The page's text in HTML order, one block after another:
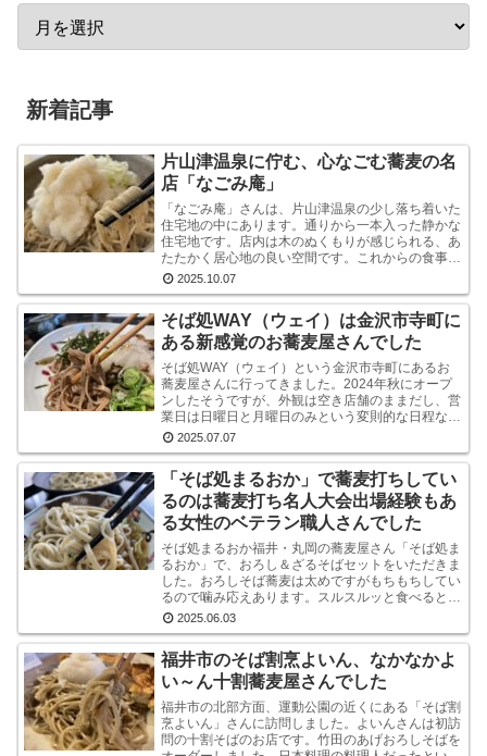
新着記事
片山津温泉に佇む、心なごむ蕎麦の名
店「なごみ庵」
「なごみ庵」さんは、片山津温泉の少し落ち着いた
住宅地の中にあります。通りから一本入った静かな
住宅地です。店内は木のぬくもりが感じられる、あ
たたかく居心地の良い空間です。これからの食事へ
の期待が自然と高まります。メニューを拝見する
と、様々なお...
2025.10.07
そば処WAY（ウェイ）は金沢市寺町に
ある新感覚のお蕎麦屋さんでした
そば処WAY（ウェイ）という金沢市寺町にあるお
蕎麦屋さんに行ってきました。2024年秋にオープ
ンしたそうですが、外観は空き店舗のままだし、営
業日は日曜日と月曜日のみという変則的な日程なの
で、まだ認知度はそれほど高くないようです。しか
し、店内...
2025.07.07
「そば処まるおか」で蕎麦打ちしてい
るのは蕎麦打ち名人大会出場経験もあ
る女性のベテラン職人さんでした
そば処まるおか福井・丸岡の蕎麦屋さん「そば処ま
るおか」で、おろし＆ざるそばセットをいただきま
した。おろしそば蕎麦は太めですがもちもちしてい
るので噛み応えあります。スルスルッと食べるとい
うより感で味わう系です。うまいです。※なお、お
ろしそばに...
2025.06.03
福井市のそば割烹よいん、なかなかよ
い～ん十割蕎麦屋さんでした
福井市の北部方面、運動公園の近くにある「そば割
烹よいん」さんに訪問しました。よいんさんは初訪
問の十割そばのお店です。竹田のあげおろしそばを